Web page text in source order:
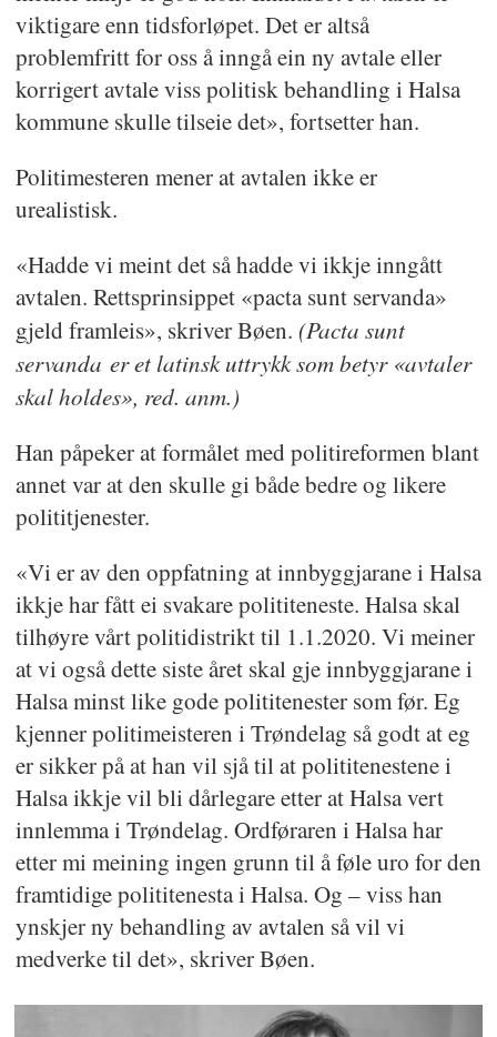
viktigare enn tidsforløpet. Det er altså
problemfritt for oss å inngå ein ny avtale eller
korrigert avtale viss politisk behandling i Halsa
kommune skulle tilseie det», fortsetter han.
Politimesteren mener at avtalen ikke er
urealistisk.
«Hadde vi meint det så hadde vi ikkje inngått
avtalen. Rettsprinsippet «pacta sunt servanda»
gjeld framleis», skriver Bøen. (Pacta sunt
servanda er et latinsk uttrykk som betyr «avtaler
skal holdes», red. anm.)
Han påpeker at formålet med politireformen blant
annet var at den skulle gi både bedre og likere
polititjenester.
«Vi er av den oppfatning at innbyggjarane i Halsa
ikkje har fått ei svakare polititeneste. Halsa skal
tilhøyre vårt politidistrikt til 1.1.2020. Vi meiner
at vi også dette siste året skal gje innbyggjarane i
Halsa minst like gode polititenester som før. Eg
kjenner politimeisteren i Trøndelag så godt at eg
er sikker på at han vil sjå til at polititenestene i
Halsa ikkje vil bli dårlegare etter at Halsa vert
innlemma i Trøndelag. Ordføraren i Halsa har
etter mi meining ingen grunn til å føle uro for den
framtidige polititenesta i Halsa. Og – viss han
ynskjer ny behandling av avtalen så vil vi
medverke til det», skriver Bøen.